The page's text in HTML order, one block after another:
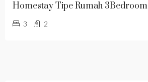
Homestay Tipe Rumah 3Bedroom
3 2